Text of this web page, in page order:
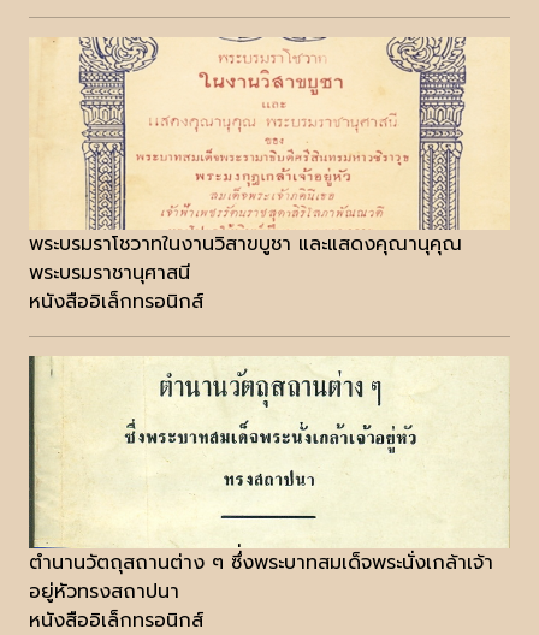
พระบรมราโชวาทในงานวิสาขบูชา และแสดงคุณานุคุณ
พระบรมราชานุศาสนี
หนังสืออิเล็กทรอนิกส์
ตำนานวัตถุสถานต่าง ๆ ซึ่่งพระบาทสมเด็จพระนั่งเกล้าเจ้า
อยู่หัวทรงสถาปนา
หนังสืออิเล็กทรอนิกส์